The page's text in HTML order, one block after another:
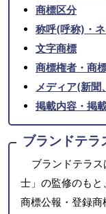
商標区分
称呼(呼称)・
文字商標
商標権者・商
メディア(新聞
掲載内容・掲
ブランドテラ
ブランドテラ
士」の監修のも
商標公報・登録